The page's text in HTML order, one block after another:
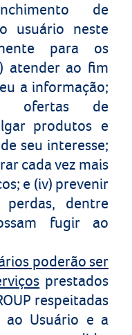
de
usuário neste
para os
atender ao fim
a informação;
ofertas de
produtos e
seu interesse;
cada vez mais
e (iv) prevenir
dentre
fugir ao
poderão ser
prestados
respeitadas
ao Usuário e a